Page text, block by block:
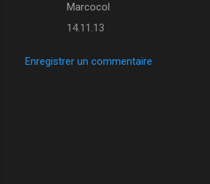
Marcocol
14.11.13
Enregistrer un commentaire